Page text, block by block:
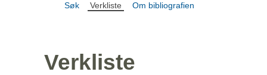
Søk Verkliste Om bibliografien
Verkliste